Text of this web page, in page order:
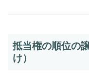
抵当権の順位の
け）